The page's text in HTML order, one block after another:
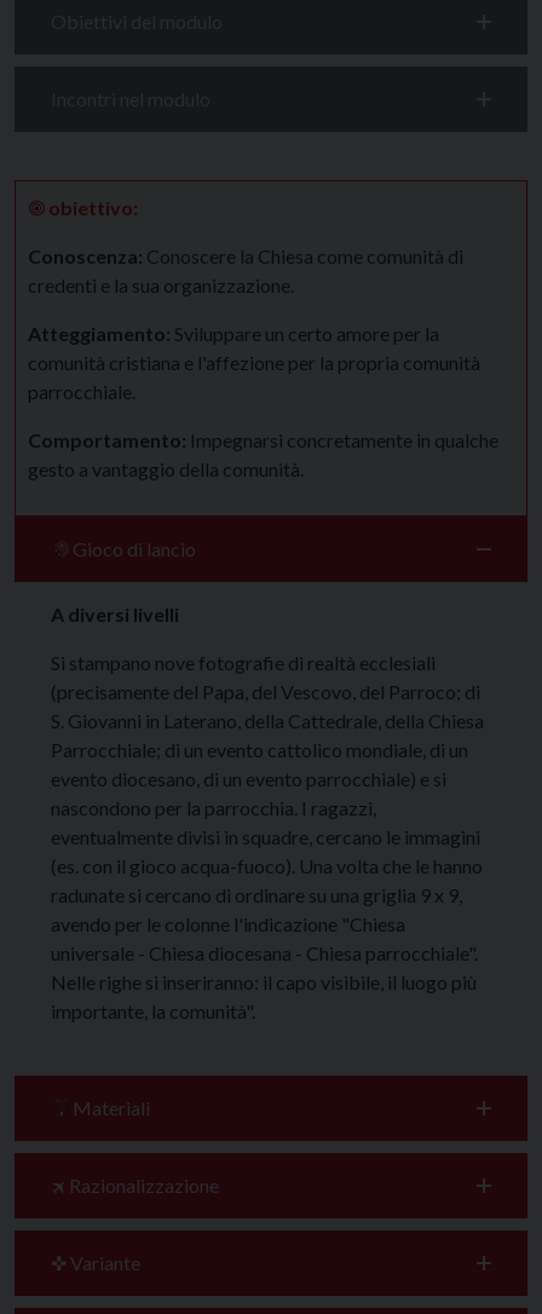
🞋 obiettivo:
Conoscenza: Conoscere la Chiesa come comunità di
credenti e la sua organizzazione.
Atteggiamento: Sviluppare un certo amore per la
comunità cristiana e l'affezione per la propria comunità
parrocchiale.
Comportamento: Impegnarsi concretamente in qualche
gesto a vantaggio della comunità.
Gioco di lancio
A diversi livelli
Si stampano nove fotografie di realtà ecclesiali
(precisamente del Papa, del Vescovo, del Parroco; di
S. Giovanni in Laterano, della Cattedrale, della Chiesa
Parrocchiale; di un evento cattolico mondiale, di un
evento diocesano, di un evento parrocchiale) e si
nascondono per la parrocchia. I ragazzi,
eventualmente divisi in squadre, cercano le immagini
(es. con il gioco acqua-fuoco). Una volta che le hanno
radunate si cercano di ordinare su una griglia 9 x 9,
avendo per le colonne l'indicazione "Chiesa
universale - Chiesa diocesana - Chiesa parrocchiale".
Nelle righe si inseriranno: il capo visibile, il luogo più
importante, la comunità".
Materiali
🛪 Razionalizzazione
✜ Variante